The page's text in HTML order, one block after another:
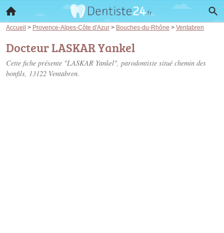
Accueil > Provence-Alpes-Côte d'Azur > Bouches-du-Rhône > Ventabren
Docteur LASKAR Yankel
Cette fiche présente "LASKAR Yankel", parodontiste situé chemin des
bonfils, 13122 Ventabren.